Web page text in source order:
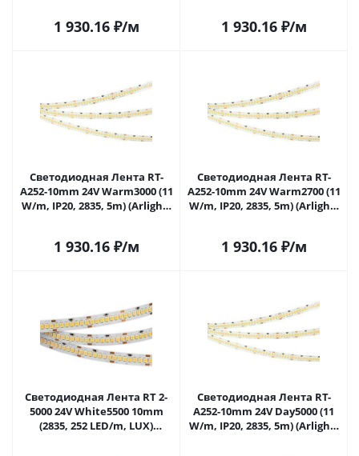
1 930.16₽/м 1 930.16₽/м
Светодиодная Лента RT-
A252-10mm 24V Warm3000 (11
W/m, IP20, 2835, 5m) (Arlight,
1 930.16₽/м
Светодиодная Лента RT-
A252-10mm 24V Warm2700 (11
W/m, IP20, 2835, 5m) (Arlight,
1 930.16₽/м
Светодиодная Лента RT 2-
5000 24V White5500 10mm
(2835, 252 LED/m, LUX)
Светодиодная Лента RT-
A252-10mm 24V Day5000 (11
W/m, IP20, 2835, 5m) (Arlight,